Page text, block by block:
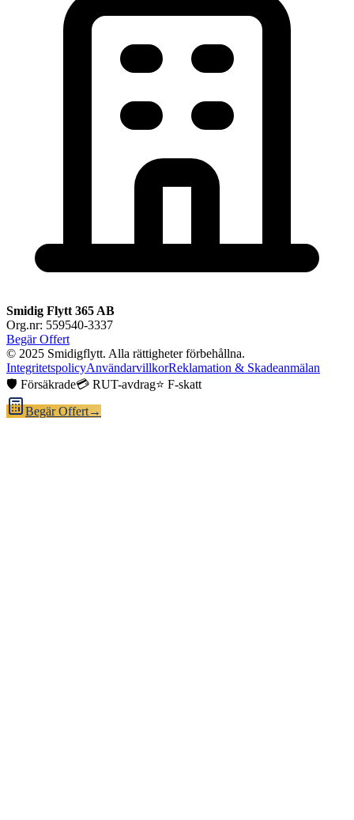
Smidig Flytt 365 AB
Org.nr: 559540-3337
Begär Offert
© 2025 Smidigflytt. Alla rättigheter förbehållna.
IntegritetspolicyAnvändarvillkorReklamation & Skadeanmälan
🛡️ Försäkrade💳 RUT-avdrag⭐ F-skatt
Begär Offert→